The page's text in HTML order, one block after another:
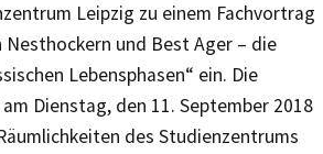
Leipzig zu einem Fachvortrag
Nesthockern und Best Ager – die
Lebensphasen“ ein. Die
Dienstag, den 11. September 2018
des Studienzentrums